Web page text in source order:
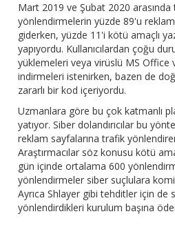
Mart 2019 ve Şubat 2020
yönlendirmelerin yüzde 89'u
giderken, yüzde 11'i kötü amaçlı
yapıyordu. Kullanıcılardan çoğu
yüklemeleri veya virüslü MS Office
indirmeleri istenirken, bazen de
zararlı bir kod içeriyordu.
Uzmanlara göre bu çok katmanlı
yatıyor. Siber dolandırıcılar bu
reklam sayfalarına trafik
Araştırmacılar söz konusu kötü
gün içinde ortalama 600
yönlendirmeler siber suçlulara
Ayrıca Shlayer gibi tehditler için de
yönlendirdikleri kurulum başına